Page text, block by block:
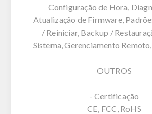
Configuração de Hora,
Atualização de Firmware,
/ Reiniciar, Backup /
Sistema, Gerenciamento
OUTROS
- Certificação
CE, FCC, RoHS